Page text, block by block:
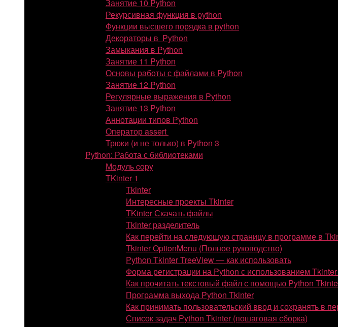
Занятие 10 Python
Рекурсивная функция в python
Функции высшего порядка в python
Декораторы в Python
Замыкания в Python
Занятие 11 Python
Основы работы с файлами в Python
Занятие 12 Python
Регулярные выражения в Python
Занятие 13 Python
Аннотации типов Python
Оператор assert
Трюки (и не только) в Python 3
Python: Работа с библиотеками
Модуль copy
TKinter 1
Tkinter
Интересные проекты Tkinter
TKinter Скачать файлы
Tkinter разделитель
Как перейти на следующую страницу в программе в
Tkinter OptionMenu (Полное руководство)
Python Tkinter TreeView — как использовать
Форма регистрации на Python с использованием
Как прочитать текстовый файл с помощью Python
Программа выхода Python Tkinter
Как принимать пользовательский ввод и сохранять в
Список задач Python Tkinter (пошаговая сборка)